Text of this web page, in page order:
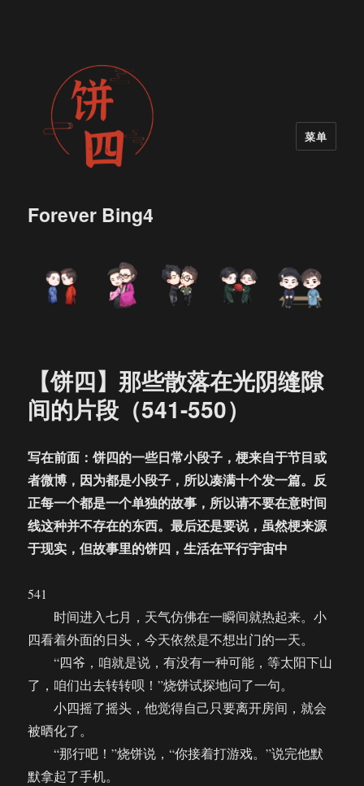
Forever Bing4
菜单
【饼四】那些散落在光阴缝隙
间的片段（541-550）
写在前面：饼四的一些日常小段子，梗来自于节目或
者微博，因为都是小段子，所以凑满十个发一篇。反
正每一个都是一个单独的故事，所以请不要在意时间
线这种并不存在的东西。最后还是要说，虽然梗来源
于现实，但故事里的饼四，生活在平行宇宙中
541
时间进入七月，天气仿佛在一瞬间就热起来。小
四看着外面的日头，今天依然是不想出门的一天。
“四爷，咱就是说，有没有一种可能，等太阳下山
了，咱们出去转转呗！”烧饼试探地问了一句。
小四摇了摇头，他觉得自己只要离开房间，就会
被晒化了。
“那行吧！”烧饼说，“你接着打游戏。”说完他默
默拿起了手机。